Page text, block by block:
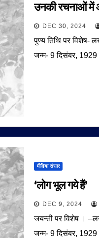
उनकी रचनाओं में
DEC 30, 2024
पुण्य तिथि पर विशेष-
जन्म- 9 दिसंबर,
मीडिया संसार
‘लोग भूल गये हैं’
DEC 9, 2024
जयन्ती पर विशेष ।
जन्म- 9 दिसंबर,